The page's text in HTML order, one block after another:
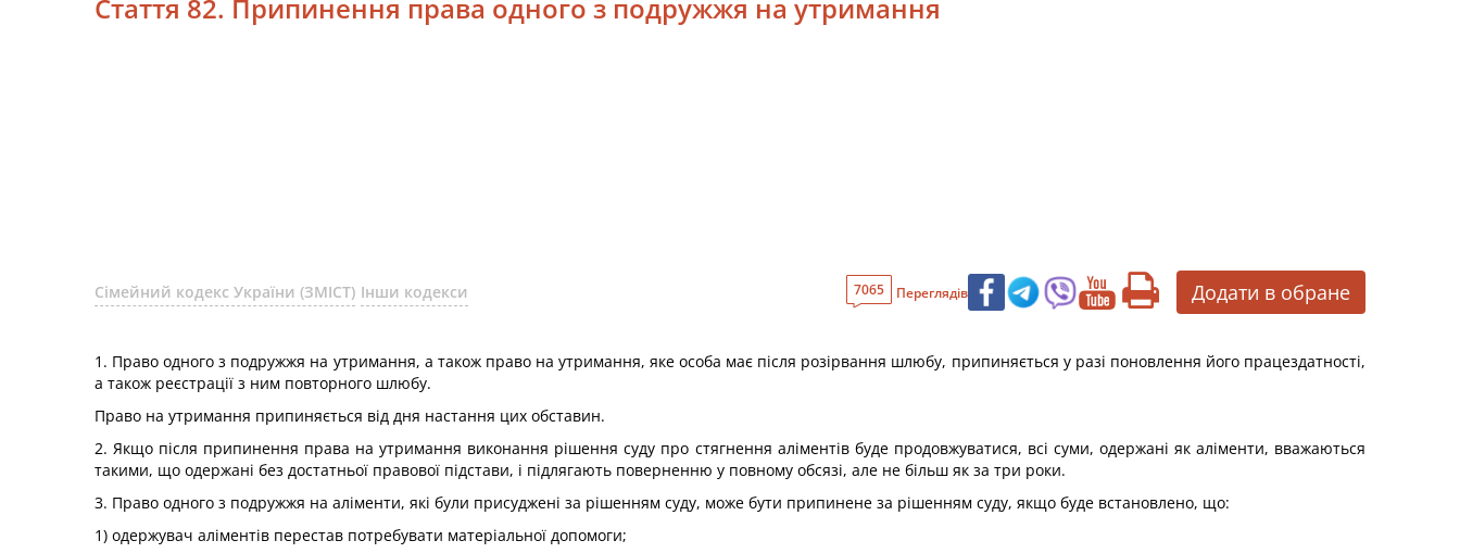
Стаття 82. Припинення права одного з подружжя на утримання
Сімейний кодекс України (ЗМІСТ) Інши кодекси 7065 Переглядів Додати в обране
1. Право одного з подружжя на утримання, а також право на утримання, яке особа має після розірвання шлюбу, припиняється у разі поновлення його працездатності,
а також реєстрації з ним повторного шлюбу.
Право на утримання припиняється від дня настання цих обставин.
2. Якщо після припинення права на утримання виконання рішення суду про стягнення аліментів буде продовжуватися, всі суми, одержані як аліменти, вважаються
такими, що одержані без достатньої правової підстави, і підлягають поверненню у повному обсязі, але не більш як за три роки.
3. Право одного з подружжя на аліменти, які були присуджені за рішенням суду, може бути припинене за рішенням суду, якщо буде встановлено, що:
1) одержувач аліментів перестав потребувати матеріальної допомоги;